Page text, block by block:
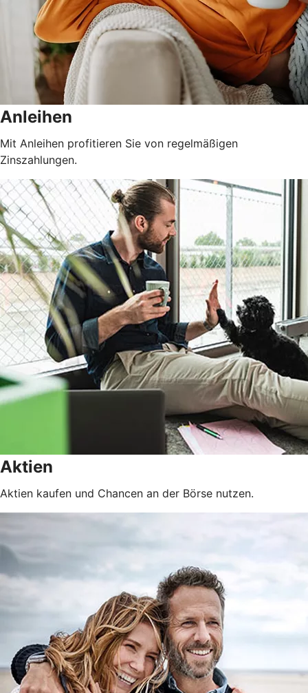
Anleihen
Mit Anleihen profitieren Sie von regelmäßigen
Zinszahlungen.
Aktien
Aktien kaufen und Chancen an der Börse nutzen.